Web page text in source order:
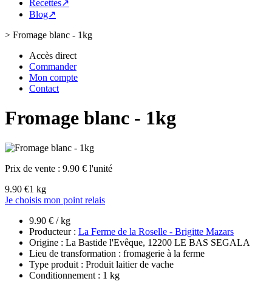
Recettes↗
Blog↗
> Fromage blanc - 1kg
Accès direct
Commander
Mon compte
Contact
Fromage blanc - 1kg
Prix de vente : 9.90 € l'unité
9.90 €1 kg
Je choisis mon point relais
9.90 € / kg
Producteur : La Ferme de la Roselle - Brigitte Mazars
Origine : La Bastide l'Evêque, 12200 LE BAS SEGALA
Lieu de transformation : fromagerie à la ferme
Type produit : Produit laitier de vache
Conditionnement : 1 kg